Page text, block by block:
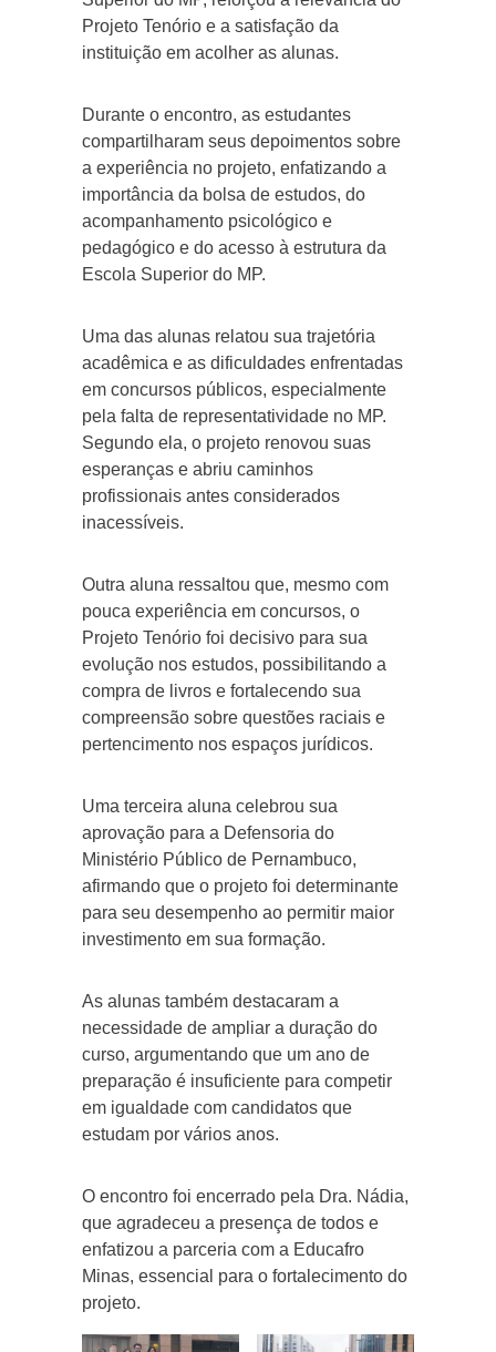
Projeto Tenório e a satisfação da
instituição em acolher as alunas.
Durante o encontro, as estudantes
compartilharam seus depoimentos sobre
a experiência no projeto, enfatizando a
importância da bolsa de estudos, do
acompanhamento psicológico e
pedagógico e do acesso à estrutura da
Escola Superior do MP.
Uma das alunas relatou sua trajetória
acadêmica e as dificuldades enfrentadas
em concursos públicos, especialmente
pela falta de representatividade no MP.
Segundo ela, o projeto renovou suas
esperanças e abriu caminhos
profissionais antes considerados
inacessíveis.
Outra aluna ressaltou que, mesmo com
pouca experiência em concursos, o
Projeto Tenório foi decisivo para sua
evolução nos estudos, possibilitando a
compra de livros e fortalecendo sua
compreensão sobre questões raciais e
pertencimento nos espaços jurídicos.
Uma terceira aluna celebrou sua
aprovação para a Defensoria do
Ministério Público de Pernambuco,
afirmando que o projeto foi determinante
para seu desempenho ao permitir maior
investimento em sua formação.
As alunas também destacaram a
necessidade de ampliar a duração do
curso, argumentando que um ano de
preparação é insuficiente para competir
em igualdade com candidatos que
estudam por vários anos.
O encontro foi encerrado pela Dra. Nádia,
que agradeceu a presença de todos e
enfatizou a parceria com a Educafro
Minas, essencial para o fortalecimento do
projeto.